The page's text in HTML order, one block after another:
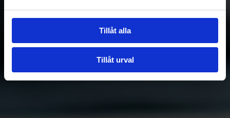
Tillåt alla
Tillåt urval